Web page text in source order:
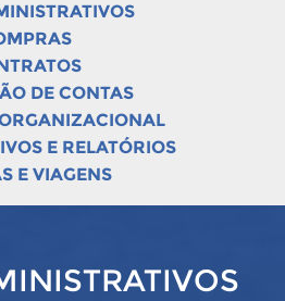
DE CONTAS
E RELATÓRIOS
E VIAGENS